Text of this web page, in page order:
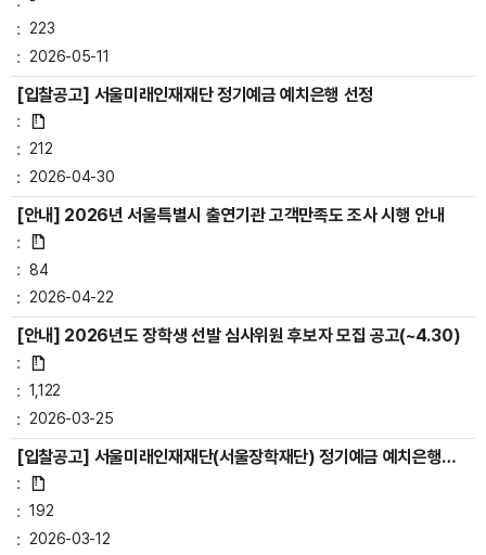
223
2026-05-11
[입찰공고] 서울미래인재재단 정기예금 예치은행 선정
212
2026-04-30
[안내] 2026년 서울특별시 출연기관 고객만족도 조사 시행 안내
84
2026-04-22
[안내] 2026년도 장학생 선발 심사위원 후보자 모집 공고(~4.30)
1,122
2026-03-25
[입찰공고] 서울미래인재재단(서울장학재단) 정기예금 예치은행
선정(재공고)
192
2026-03-12